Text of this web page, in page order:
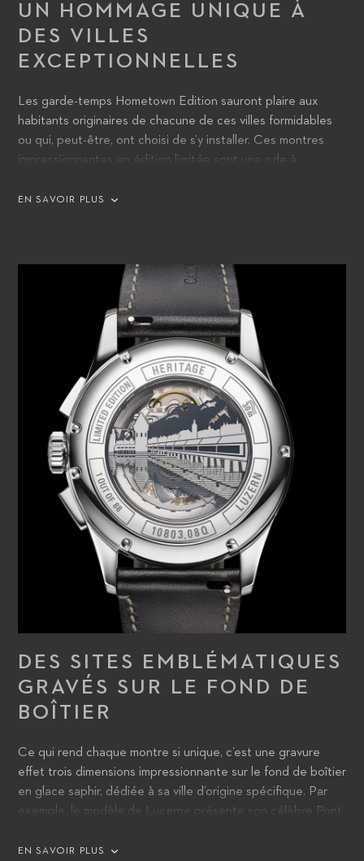
UN HOMMAGE UNIQUE À
DES VILLES
EXCEPTIONNELLES
Les garde-temps Hometown Edition sauront plaire aux
habitants originaires de chacune de ces villes formidables
ou qui, peut-être, ont choisi de s’y installer. Ces montres
impressionnantes en édition limitée sont une ode à
seront enchantés de pouvoir exprimer leur sentiment
EN SAVOIR PLUS
DES SITES EMBLÉMATIQUES
GRAVÉS SUR LE FOND DE
BOÎTIER
Ce qui rend chaque montre si unique, c’est une gravure
effet trois dimensions impressionnante sur le fond de boîtier
en glace saphir, dédiée à sa ville d’origine spécifique. Par
exemple, le modèle de Lucerne présente son célèbre Pont
d’horizon de la ville et le mont Fuji en arrière-plan.
EN SAVOIR PLUS